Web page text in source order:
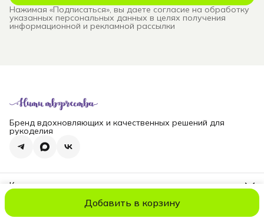
Добавить в корзину
Нажимая «Подписаться», вы даете согласие на обработку
указанных персональных данных в целях получения
информационной и рекламной рассылки
Бренд вдохновляющих и качественных решений для
рукоделия
Контакты
Эл. почта
© niti_liveОплатаДоставкаПравила возвратаРеквизиты